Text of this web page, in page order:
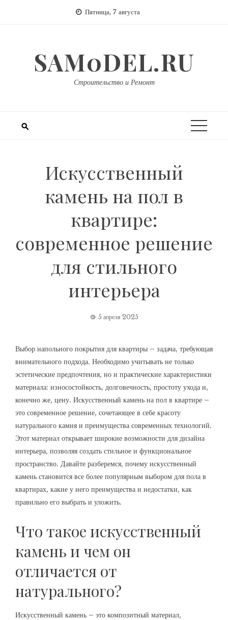
Пятница, 7 августа
SAM0DEL.RU
Строительство и Ремонт
Искусственный
камень на пол в
квартире:
современное решение
для стильного
интерьера
5 апреля 2025
Выбор напольного покрытия для квартиры – задача, требующая
внимательного подхода. Необходимо учитывать не только
эстетические предпочтения, но и практические характеристики
материала: износостойкость, долговечность, простоту ухода и,
конечно же, цену. Искусственный камень на пол в квартире –
это современное решение, сочетающее в себе красоту
натурального камня и преимущества современных технологий.
Этот материал открывает широкие возможности для дизайна
интерьера, позволяя создать стильное и функциональное
пространство. Давайте разберемся, почему искусственный
камень становится все более популярным выбором для пола в
квартирах, какие у него преимущества и недостатки, как
правильно его выбрать и уложить.
Что такое искусственный
камень и чем он
отличается от
натурального?
Искусственный камень – это композитный материал,